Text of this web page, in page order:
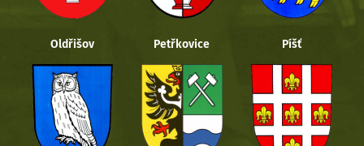
Oldřišov Petřkovice Píšť